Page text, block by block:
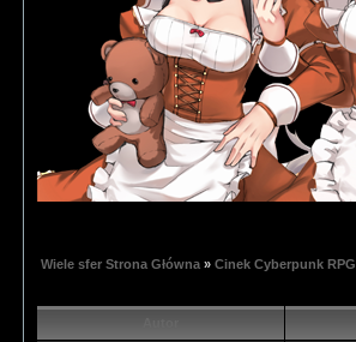
Wiele sfer Strona Główna » Cinek Cyberpunk RPG